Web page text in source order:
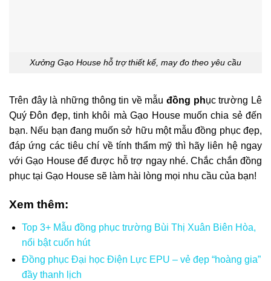
Xưởng Gạo House hỗ trợ thiết kế, may đo theo yêu cầu
Trên đây là những thông tin về mẫuđồng phục trường Lê
Quý Đôn đẹp, tinh khôi mà Gạo House muốn chia sẻ đến
bạn. Nếu bạn đang muốn sở hữu một mẫu đồng phục đẹp,
đáp ứng các tiêu chí về tính thẩm mỹ thì hãy liên hệ ngay
với Gạo House để được hỗ trợ ngay nhé. Chắc chắn đồng
phục tại Gạo House sẽ làm hài lòng mọi nhu cầu của bạn!
Xem thêm:
Top 3+ Mẫu đồng phục trường Bùi Thị Xuân Biên Hòa,
nổi bật cuốn hút
Đồng phục Đại học Điện Lực EPU – vẻ đẹp “hoàng gia”
đầy thanh lịch